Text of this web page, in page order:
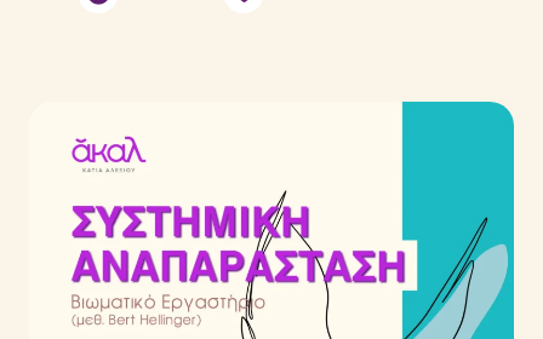
Reconnective Healing
Reflections
Μέθοδοι